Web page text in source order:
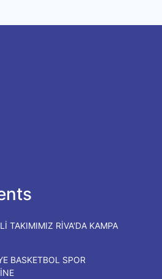
TAKIMIMIZ RİVA'DA KAMPA
BASKETBOL SPOR